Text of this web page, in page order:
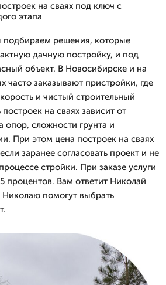
на сваях под ключ с
этапа
решения, которые
дачную постройку, и под
объект. В Новосибирске и на
часто заказывают пристройки, где
и чистый строительный
на сваях зависит от
опор, сложности грунта и
При этом цена построек на сваях
заранее согласовать проект и не
стройки. При заказе услуги
процентов. Вам ответит Николай
Николаю помогут выбрать